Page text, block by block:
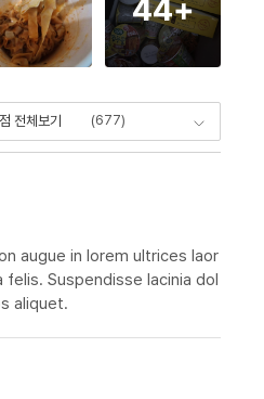
44+
전체보기 (677)
augue in lorem ultrices laor
Suspendisse lacinia dol
aliquet.